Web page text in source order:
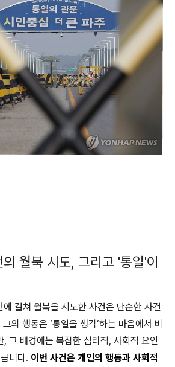
월북 시도, 그리고 '통일'이
걸쳐 월북을 시도한 사건은 단순한 사건
의 행동은 ‘통일을 생각’하는 마음에서 비
, 그 배경에는 복잡한 심리적, 사회적 요인
니다. 이번 사건은 개인의 행동과 사회적